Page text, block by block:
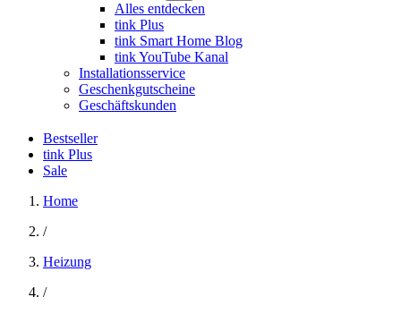
Alles entdecken
tink Plus
tink Smart Home Blog
tink YouTube Kanal
Installationsservice
Geschenkgutscheine
Geschäftskunden
Bestseller
tink Plus
Sale
Home
/
Heizung
/